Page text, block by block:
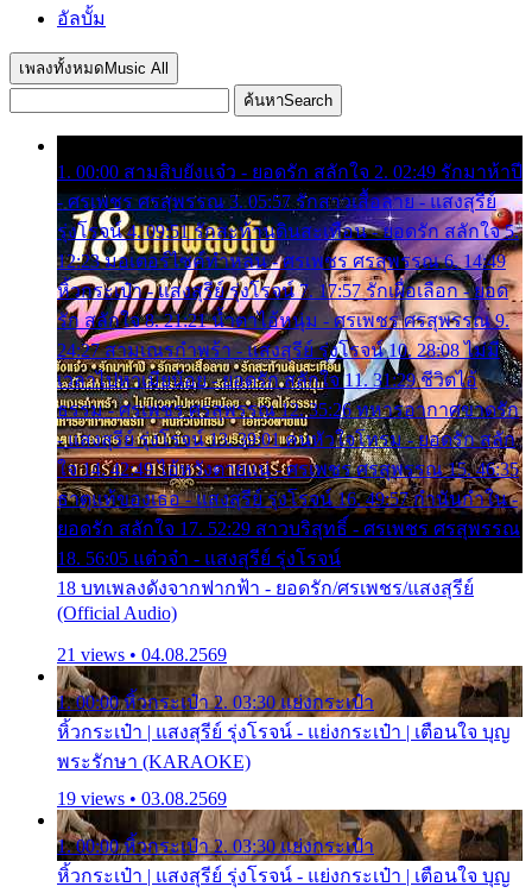
อัลบั้ม
เพลงทั้งหมด Music All
ค้นหาSearch
1. 00:00 สามสิบยังแจ๋ว - ยอดรัก สลักใจ 2. 02:49 รักมาห้าปี
- ศรเพชร ศรสุพรรณ 3. 05:57 รักสาวเสื้อลาย - แสงสุรีย์
รุ่งโรจน์ 4. 09:51 รักสะท้านดินสะเทือน - ยอดรัก สลักใจ 5.
12:23 มอเตอร์ไซค์ทำหล่น - ศรเพชร ศรสุพรรณ 6. 14:49
หิ้วกระเป๋า - แสงสุรีย์ รุ่งโรจน์ 7. 17:57 รักเผื่อเลือก - ยอด
รัก สลักใจ 8. 21:21 น้ำตาไอ้หนุ่ม - ศรเพชร ศรสุพรรณ 9.
24:27 สามเณรกำพร้า - แสงสุรีย์ รุ่งโรจน์ 10. 28:08 ไม่มี
เวลาไปหาเมียน้อย - ยอดรัก สลักใจ 11. 31:29 ชีวิตไอ้
ธรรม - ศรเพชร ศรสุพรรณ 12. 35:26 ทหารอากาศขาดรัก
- แสงสุรีย์ รุ่งโรจน์ 13. 39:01 คนหัวใจโทรม - ยอดรัก สลัก
ใจ 14. 42:49 ไอ้หวังตายแน่ - ศรเพชร ศรสุพรรณ 15. 46:35
ธาตุแท้ของเธอ - แสงสุรีย์ รุ่งโรจน์ 16. 49:57 กำนันกำใน -
ยอดรัก สลักใจ 17. 52:29 สาวบริสุทธิ์ - ศรเพชร ศรสุพรรณ
18. 56:05 แต๋วจ๋า - แสงสุรีย์ รุ่งโรจน์
18 บทเพลงดังจากฟากฟ้า - ยอดรัก/ศรเพชร/แสงสุรีย์
(Official Audio)
21 views • 04.08.2569
1. 00:00 หิ้วกระเป๋า 2. 03:30 แย่งกระเป๋า
หิ้วกระเป๋า | แสงสุรีย์ รุ่งโรจน์ - แย่งกระเป๋า | เตือนใจ บุญ
พระรักษา (KARAOKE)
19 views • 03.08.2569
1. 00:00 หิ้วกระเป๋า 2. 03:30 แย่งกระเป๋า
หิ้วกระเป๋า | แสงสุรีย์ รุ่งโรจน์ - แย่งกระเป๋า | เตือนใจ บุญ